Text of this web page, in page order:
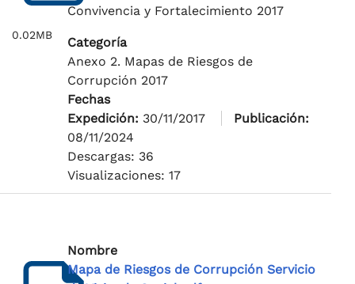
0.02MB
Convivencia y Fortalecimiento 2017
Categoría
Anexo 2. Mapas de Riesgos de
Corrupción 2017
Fechas
Expedición: 30/11/2017
Publicación:
08/11/2024
Descargas: 36
Visualizaciones: 17
Nombre
Mapa de Riesgos de Corrupción Servicio